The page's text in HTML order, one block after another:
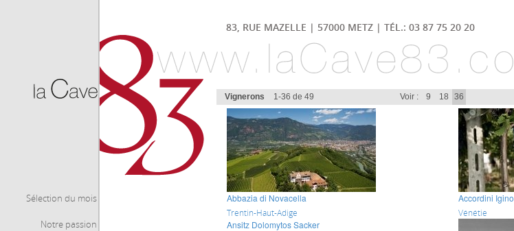
Sélection du mois
Notre passion
83, RUE MAZELLE | 57000 METZ | TÉL.: 03 87 75 20 20
Vignerons 1-36 de 49 Voir : 9 18 36
Abbazia di Novacella
Trentin-Haut-Adige
Accordini Igino
Vénétie
Ansitz Dolomytos Sacker